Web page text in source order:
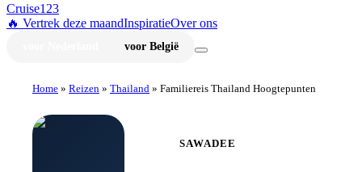
Cruise123
🔥 Vertrek deze maandInspiratieOver ons
voor België
Home » Reizen » Thailand » Familiereis Thailand Hoogtepunten
SAWADEE